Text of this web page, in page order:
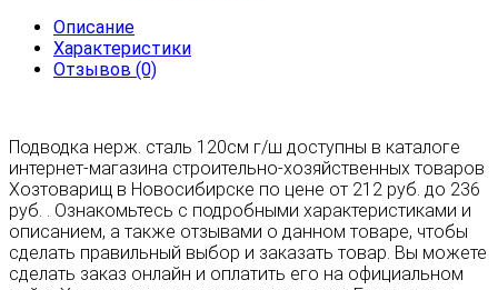
Описание
Характеристики
Отзывов (0)
Подводка нерж. сталь 120см г/ш доступны в каталоге
интернет-магазина строительно-хозяйственных товаров
Хозтоварищ в Новосибирске по цене от 212 руб. до 236
руб. . Ознакомьтесь с подробными характеристиками и
описанием, а также отзывами о данном товаре, чтобы
сделать правильный выбор и заказать товар. Вы можете
сделать заказ онлайн и оплатить его на официальном